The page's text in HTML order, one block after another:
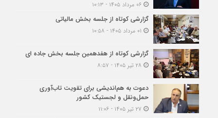
گزارشی کوتاه از جلسه بخش مالیاتی
گزارشی کوتاه از هفدهمین جلسه بخش جاده ای
دعوت به هم‌اندیشی برای تقویت تاب‌آوری
حمل‌ونقل و لجستیک کشور